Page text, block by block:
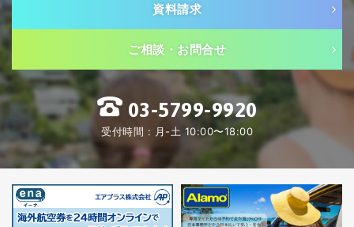
資料請求
ご相談・お問合せ
03-5799-9920
受付時間 : 月-土 10:00〜18:00